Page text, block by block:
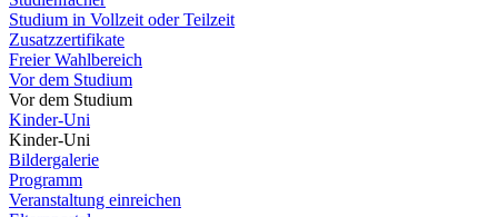
Studium in Vollzeit oder Teilzeit
Zusatzzertifikate
Freier Wahlbereich
Vor dem Studium
Vor dem Studium
Kinder-Uni
Kinder-Uni
Bildergalerie
Programm
Veranstaltung einreichen